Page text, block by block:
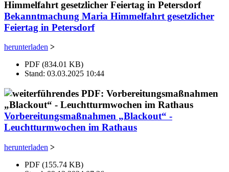
Bekanntmachung Maria Himmelfahrt gesetzlicher
Feiertag in Petersdorf
herunterladen >
PDF (834.01 KB)
Stand: 03.03.2025 10:44
Vorbereitungsmaßnahmen „Blackout“ -
Leuchtturmwochen im Rathaus
herunterladen >
PDF (155.74 KB)